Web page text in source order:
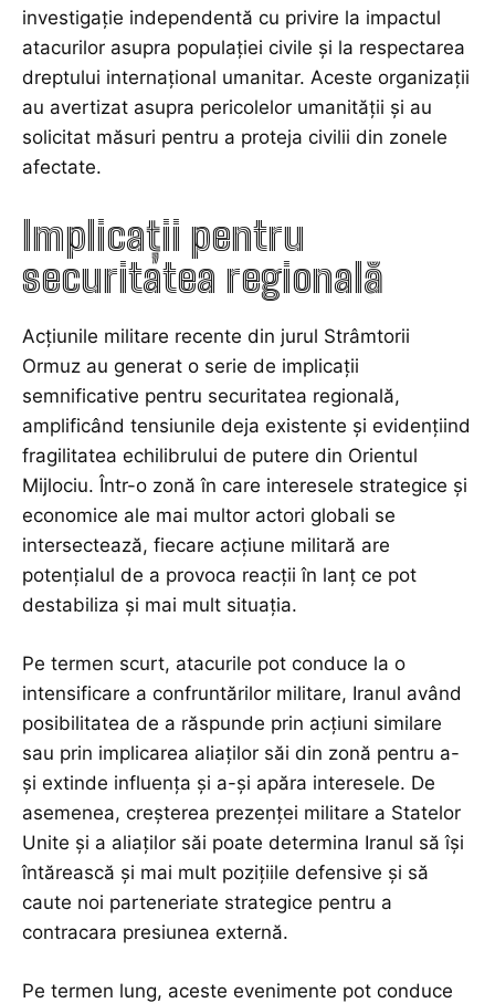
investigație independentă cu privire la impactul
atacurilor asupra populației civile și la respectarea
dreptului internațional umanitar. Aceste organizații
au avertizat asupra pericolelor umanității și au
solicitat măsuri pentru a proteja civilii din zonele
afectate.
Implicații pentru
securitatea regională
Acțiunile militare recente din jurul Strâmtorii
Ormuz au generat o serie de implicații
semnificative pentru securitatea regională,
amplificând tensiunile deja existente și evidențiind
fragilitatea echilibrului de putere din Orientul
Mijlociu. Într-o zonă în care interesele strategice și
economice ale mai multor actori globali se
intersectează, fiecare acțiune militară are
potențialul de a provoca reacții în lanț ce pot
destabiliza și mai mult situația.
Pe termen scurt, atacurile pot conduce la o
intensificare a confruntărilor militare, Iranul având
posibilitatea de a răspunde prin acțiuni similare
sau prin implicarea aliaților săi din zonă pentru a-
și extinde influența și a-și apăra interesele. De
asemenea, creșterea prezenței militare a Statelor
Unite și a aliaților săi poate determina Iranul să își
întărească și mai mult pozițiile defensive și să
caute noi parteneriate strategice pentru a
contracara presiunea externă.
Pe termen lung, aceste evenimente pot conduce